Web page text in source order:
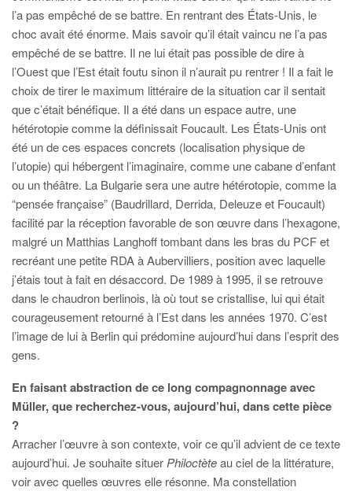
l’a pas empêché de se battre. En rentrant des États-Unis, le
choc avait été énorme. Mais savoir qu’il était vaincu ne l’a pas
empêché de se battre. Il ne lui était pas possible de dire à
l’Ouest que l’Est était foutu sinon il n’aurait pu rentrer ! Il a fait le
choix de tirer le maximum littéraire de la situation car il sentait
que c’était bénéfique. Il a été dans un espace autre, une
hétérotopie comme la définissait Foucault. Les États-Unis ont
été un de ces espaces concrets (localisation physique de
l’utopie) qui hébergent l’imaginaire, comme une cabane d’enfant
ou un théâtre. La Bulgarie sera une autre hétérotopie, comme la
“pensée française” (Baudrillard, Derrida, Deleuze et Foucault)
facilité par la réception favorable de son œuvre dans l’hexagone,
malgré un Matthias Langhoff tombant dans les bras du PCF et
recréant une petite RDA à Aubervilliers, position avec laquelle
j’étais tout à fait en désaccord. De 1989 à 1995, il se retrouve
dans le chaudron berlinois, là où tout se cristallise, lui qui était
courageusement retourné à l’Est dans les années 1970. C’est
l’image de lui à Berlin qui prédomine aujourd’hui dans l’esprit des
gens.
En faisant abstraction de ce long compagnonnage avec
Müller, que recherchez-vous, aujourd’hui, dans cette pièce
?
Arracher l’œuvre à son contexte, voir ce qu’il advient de ce texte
aujourd’hui. Je souhaite situer Philoctèteau ciel de la littérature,
voir avec quelles œuvres elle résonne. Ma constellation